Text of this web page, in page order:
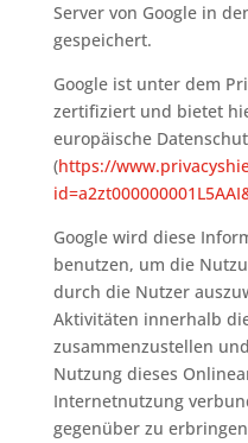
Server von Google in
gespeichert.
Google ist unter dem
zertifiziert und bietet
europäische
(https://
Google wird diese
benutzen, um die
durch die Nutzer
Aktivitäten innerhalb
zusammenzustellen
Nutzung dieses
Internetnutzung
gegenüber zu